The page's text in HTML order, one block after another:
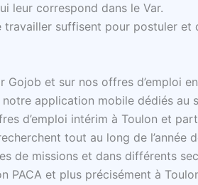
leur correspond dans le Var.
travailler suffisent pour postuler et
et sur nos offres d’emploi
application mobile dédiés au
d’emploi intérim à Toulon et
tout au long de l’année
de missions et dans différents
PACA et plus précisément à